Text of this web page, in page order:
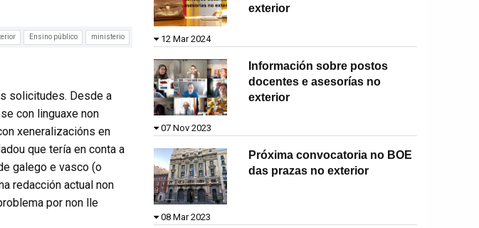
Ensino público ministerio
solicitudes. Desde a
con linguaxe non
xeneralizacións en
que tería en conta a
galego e vasco (o
redacción actual non
por non lle
exterior
12 Mar 2024
Información sobre postos
docentes e asesorías no
exterior
07 Nov 2023
Próxima convocatoria no BOE
das prazas no exterior
08 Mar 2023